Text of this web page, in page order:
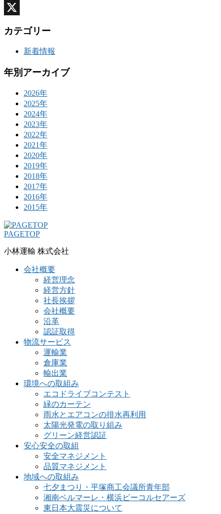
Facebook
カテゴリー
新着情報
年別アーカイブ
2026年
2025年
2024年
2023年
2022年
2021年
2020年
2019年
2018年
2017年
2016年
2015年
PAGETOP
小林運輸 株式会社
会社概要
経営理念
経営方針
社長挨拶
会社概要
沿革
認証取得
物流サービス
運輸業
倉庫業
輸出業
環境への取組み
エコドライブコンテスト
緑のカーテン
雨水とエアコンの排水再利用
太陽光発電の取り組み
グリーン経営認証
安心安全の取組
安全マネジメント
品質マネジメント
地域への取組み
七夕まつり・平塚商工会議所青年部
湘南ベルマーレ・横浜ビーコルセアーズ
東日本大震災について